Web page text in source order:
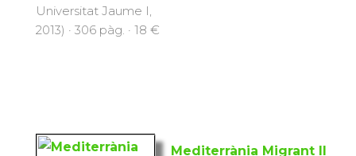
Universitat Jaume I,
2013) · 306 pàg. · 18 €
Mediterrània Migrant II